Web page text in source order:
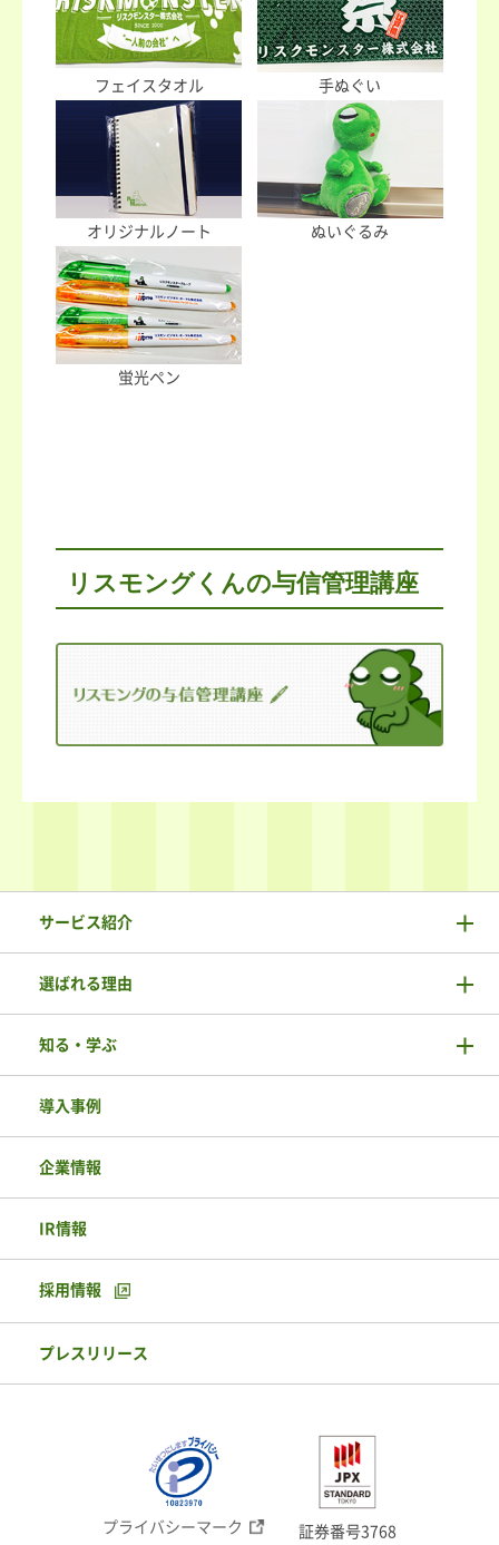
フェイスタオル 手ぬぐい
オリジナルノート ぬいぐるみ
蛍光ペン
リスモングくんの与信管理講座
サービス紹介
選ばれる理由
知る・学ぶ
導入事例
企業情報
IR情報
採用情報
プレスリリース
プライバシーマーク 証券番号3768